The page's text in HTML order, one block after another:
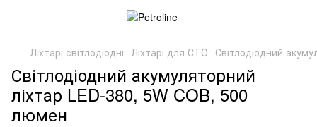
Ліхтарі світлодіодні Ліхтарі для СТО Світлодіодний
Світлодіодний акумуляторний
ліхтар LED-380, 5W COB, 500
люмен